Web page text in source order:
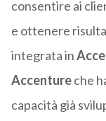
consentire ai
e ottenere
integrata in
Accentureche
capacità già